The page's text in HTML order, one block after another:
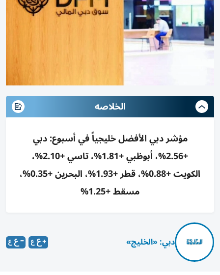
الخلاصه
مؤشر دبي الأفضل خليجياً في أسبوع: دبي
+2.56%، أبوظبي +1.81%، تاسي +2.10%،
الكويت +0.88%، قطر +1.93%، البحرين +0.35%،
مسقط +1.25%
دبي: «الخليج»